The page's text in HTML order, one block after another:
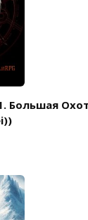
Большая